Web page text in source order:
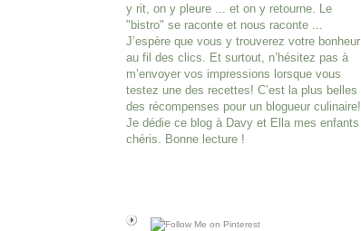
y rit, on y pleure ... et on y retourne. Le
"bistro" se raconte et nous raconte ...
J’espère que vous y trouverez votre bonheur
au fil des clics. Et surtout, n’hésitez pas à
m’envoyer vos impressions lorsque vous
testez une des recettes! C’est la plus belles
des récompenses pour un blogueur culinaire!
Je dédie ce blog à Davy et Ella mes enfants
chéris. Bonne lecture !